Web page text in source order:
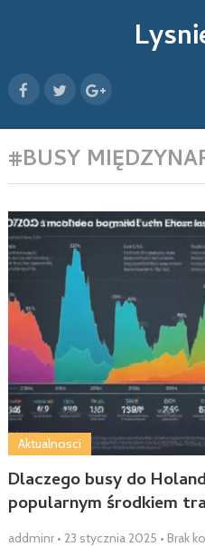
#BUSY
Dlaczego busy do
popularnym środkiem
Aktualnosci
addminr • 23 stycznia 2025 • Brak